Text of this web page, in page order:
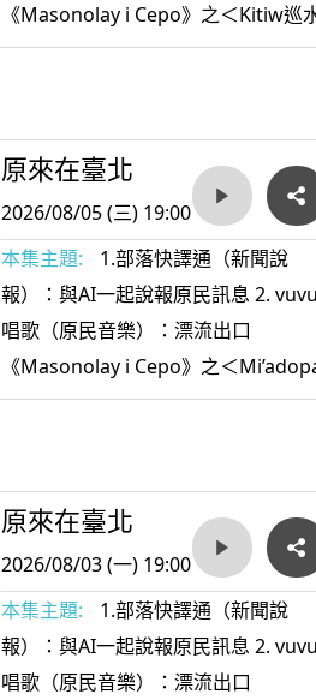
《Masonolay i Cepo》之＜Kitiw巡
＞3.原住民.com（生活資訊）：中年
原來在臺北
2026/08/05 (三) 19:00
本集主題:
1.部落快譯通（新聞說
報）：與AI一起說報原民訊息 2. vuvu在
唱歌（原民音樂）：漂流出口
《Masonolay i Cepo》之＜
獵人＞3.原住民.com（生活資訊）：
原來在臺北
2026/08/03 (一) 19:00
本集主題:
1.部落快譯通（新聞說
報）：與AI一起說報原民訊息 2. vuvu在
唱歌（原民音樂）：漂流出口